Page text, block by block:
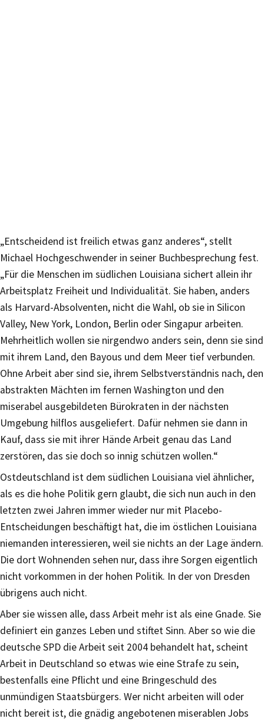
„Entscheidend ist freilich etwas ganz anderes“, stellt
Michael Hochgeschwender in seiner Buchbesprechung fest.
„Für die Menschen im südlichen Louisiana sichert allein ihr
Arbeitsplatz Freiheit und Individualität. Sie haben, anders
als Harvard-Absolventen, nicht die Wahl, ob sie in Silicon
Valley, New York, London, Berlin oder Singapur arbeiten.
Mehrheitlich wollen sie nirgendwo anders sein, denn sie sind
mit ihrem Land, den Bayous und dem Meer tief verbunden.
Ohne Arbeit aber sind sie, ihrem Selbstverständnis nach, den
abstrakten Mächten im fernen Washington und den
miserabel ausgebildeten Bürokraten in der nächsten
Umgebung hilflos ausgeliefert. Dafür nehmen sie dann in
Kauf, dass sie mit ihrer Hände Arbeit genau das Land
zerstören, das sie doch so innig schützen wollen.“
Ostdeutschland ist dem südlichen Louisiana viel ähnlicher,
als es die hohe Politik gern glaubt, die sich nun auch in den
letzten zwei Jahren immer wieder nur mit Placebo-
Entscheidungen beschäftigt hat, die im östlichen Louisiana
niemanden interessieren, weil sie nichts an der Lage ändern.
Die dort Wohnenden sehen nur, dass ihre Sorgen eigentlich
nicht vorkommen in der hohen Politik. In der von Dresden
übrigens auch nicht.
Aber sie wissen alle, dass Arbeit mehr ist als eine Gnade. Sie
definiert ein ganzes Leben und stiftet Sinn. Aber so wie die
deutsche SPD die Arbeit seit 2004 behandelt hat, scheint
Arbeit in Deutschland so etwas wie eine Strafe zu sein,
bestenfalls eine Pflicht und eine Bringeschuld des
unmündigen Staatsbürgers. Wer nicht arbeiten will oder
nicht bereit ist, die gnädig angebotenen miserablen Jobs